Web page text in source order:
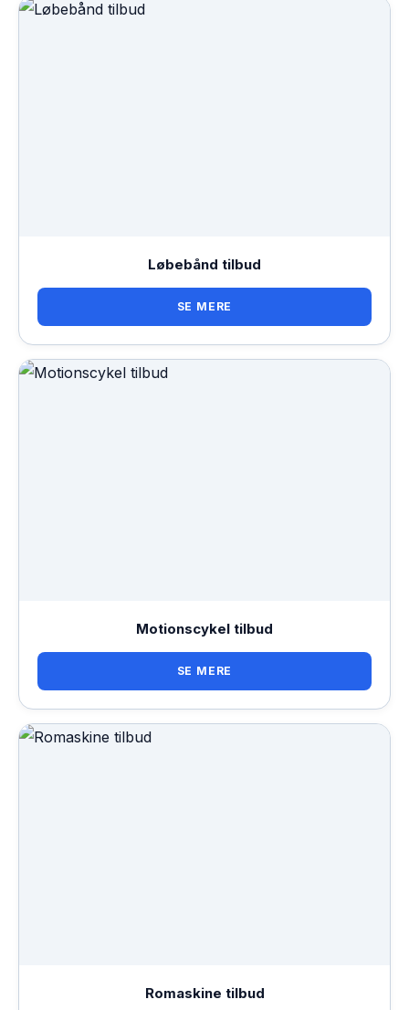
Løbebånd tilbud
SE MERE
Motionscykel tilbud
SE MERE
Romaskine tilbud